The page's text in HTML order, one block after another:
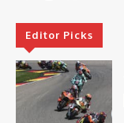
Editor Picks